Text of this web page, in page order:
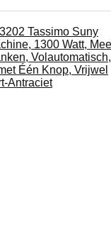
Tassimo Suny
1300 Watt,
Volautomatisch,
Één Knop, Vrijwel
Antraciet